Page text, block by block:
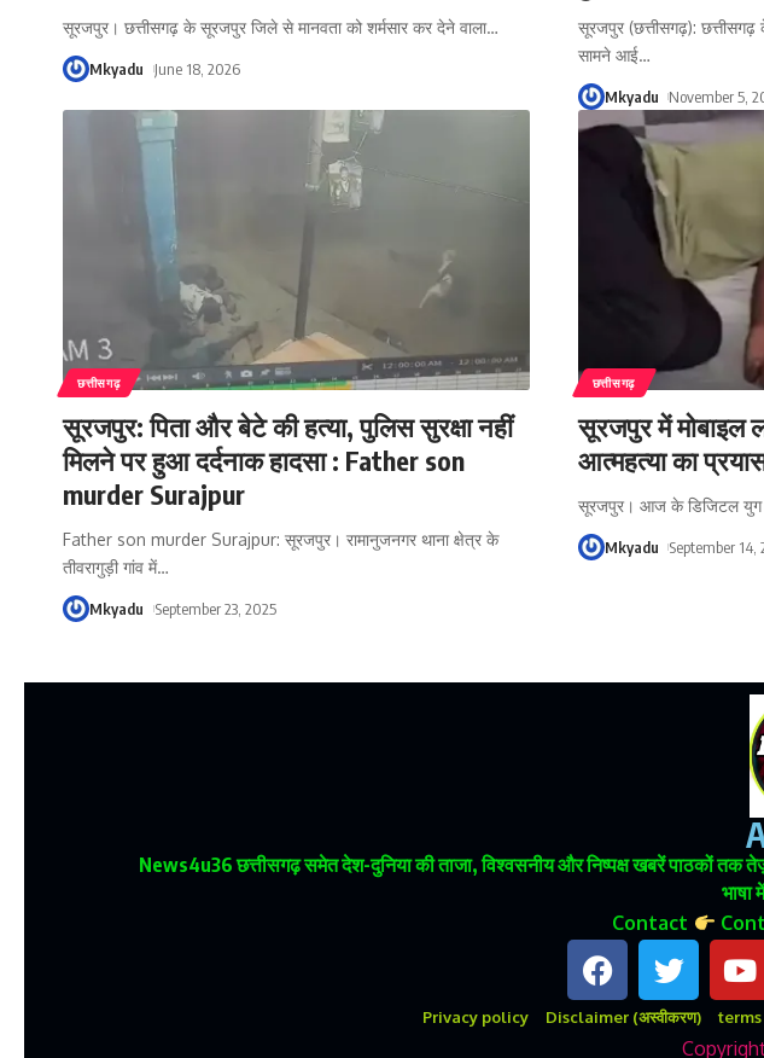
सूरजपुर। छत्तीसगढ़ के सूरजपुर जिले से मानवता को शर्मसार कर देने वाला…
Mkyadu June 18, 2026
सूरजपुर (छत्तीसगढ़):
सामने आई…
Mkyadu November 5,
छत्तीसगढ़
सूरजपुर: पिता और बेटे की हत्या, पुलिस सुरक्षा नहीं
मिलने पर हुआ दर्दनाक हादसा : Father son
murder Surajpur
Father son murder Surajpur: सूरजपुर। रामानुजनगर थाना क्षेत्र के
तीवरागुड़ी गांव में…
Mkyadu September 23, 2025
छत्तीसगढ़
सूरजपुर में मोबाइल
आत्महत्या का
सूरजपुर। आज के डिजिटल युग में
Mkyadu September 14,
News4u36छत्तीसगढ़ समेत देश-दुनिया की ताजा, विश्वसनीय और निष्पक्ष खबरें पाठकों तक
भाषा
Contact
Privacy policy Disclaimer (अस्वीकरण)